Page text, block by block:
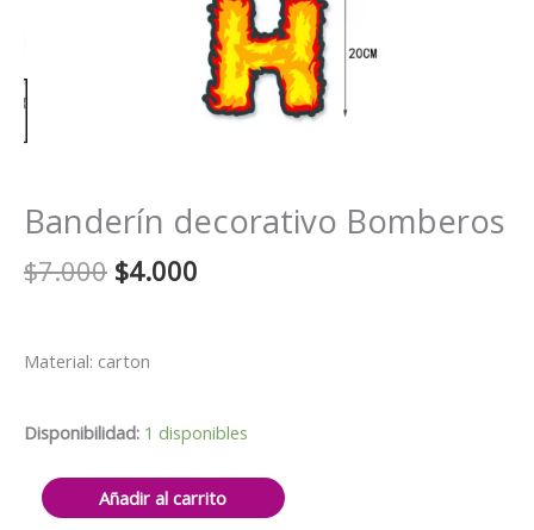
Banderín decorativo Bomberos
$7.000 El
era:
$7.000.
$4.000
Material: carton
Disponibilidad: 1 disponibles
Banderín
decorativo
Añadir al carrito